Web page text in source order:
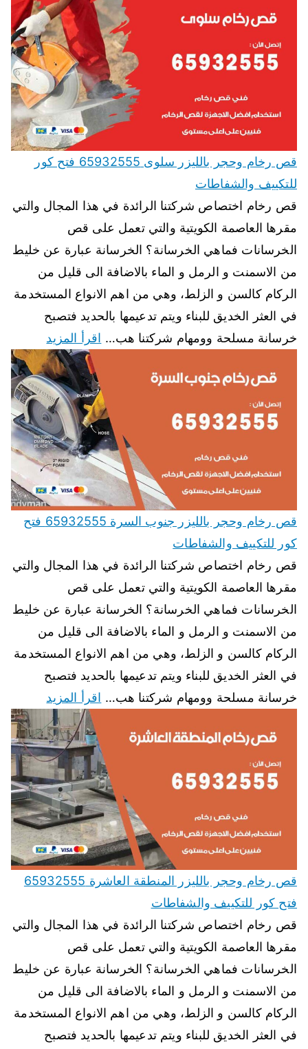
قص رخام وحجر بالليزر سلوى 65932555 فتح كور
للتكييف والشفاطات
قص رخام اختصاص شركتنا الرائدة في هذا المجال والتي
مقرها العاصمة الكويتية والتي تعمل على قص
الخرسانات فماهي الخرسانة؟ الخرسانة عبارة عن خليط
من الاسمنت و الرمل و الماء بالاضافة الى قليل من
الركام كالسن و الزلط، وهي من اهم الانواع المستخدمة
في العثر الخديق للبناء ويتم تدعيمها بالحديد فتصبح
خرسانة مسلحة وومهام شركتنا هب… اقرأ المزيد
قص رخام وحجر بالليزر جنوب السرة 65932555 فتح
كور للتكييف والشفاطات
قص رخام اختصاص شركتنا الرائدة في هذا المجال والتي
مقرها العاصمة الكويتية والتي تعمل على قص
الخرسانات فماهي الخرسانة؟ الخرسانة عبارة عن خليط
من الاسمنت و الرمل و الماء بالاضافة الى قليل من
الركام كالسن و الزلط، وهي من اهم الانواع المستخدمة
في العثر الخديق للبناء ويتم تدعيمها بالحديد فتصبح
خرسانة مسلحة وومهام شركتنا هب… اقرأ المزيد
قص رخام وحجر بالليزر المنطقة العاشرة 65932555
فتح كور للتكييف والشفاطات
قص رخام اختصاص شركتنا الرائدة في هذا المجال والتي
مقرها العاصمة الكويتية والتي تعمل على قص
الخرسانات فماهي الخرسانة؟ الخرسانة عبارة عن خليط
من الاسمنت و الرمل و الماء بالاضافة الى قليل من
الركام كالسن و الزلط، وهي من اهم الانواع المستخدمة
في العثر الخديق للبناء ويتم تدعيمها بالحديد فتصبح